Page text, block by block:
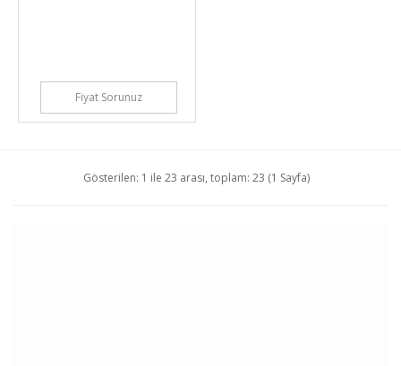
Fiyat Sorunuz
Gösterilen: 1 ile 23 arası, toplam: 23 (1 Sayfa)